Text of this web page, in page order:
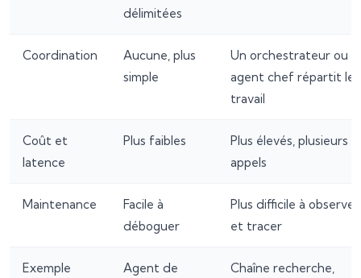
délimitées
Coordination
Aucune, plus
simple
Un orchestrateur ou
agent chef répartit le
travail
Coût et
latence
Plus faibles
Plus élevés, plusieurs
appels
Maintenance
Facile à
déboguer
Plus difficile à observer
et tracer
Exemple Agent de Chaîne recherche,